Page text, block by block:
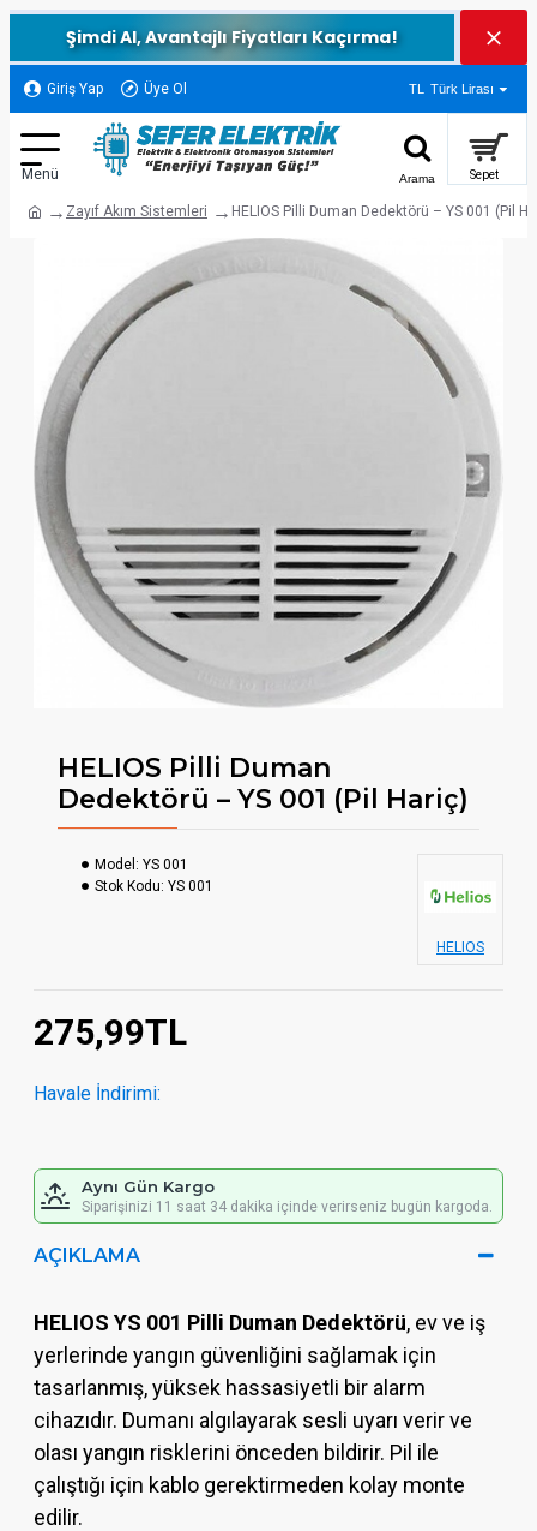
Şimdi Al, Avantajlı Fiyatları Kaçırma!
Giriş Yap Üye Ol TL Türk Lirası
Zayıf Akım Sistemleri HELIOS Pilli Duman Dedektörü – YS 001 (Pil
HELIOS Pilli Duman
Dedektörü – YS 001 (Pil Hariç)
275,99TL
Havale İndirimi:
Model: YS 001
Stok Kodu: YS 001
HELIOS
Aynı Gün Kargo
Siparişinizi 11 saat 34 dakika içinde verirseniz bugün kargoda.
AÇIKLAMA
HELIOS YS 001 Pilli Duman Dedektörü, ev ve iş
yerlerinde yangın güvenliğini sağlamak için
tasarlanmış, yüksek hassasiyetli bir alarm
cihazıdır. Dumanı algılayarak sesli uyarı verir ve
olası yangın risklerini önceden bildirir. Pil ile
çalıştığı için kablo gerektirmeden kolay monte
edilir.